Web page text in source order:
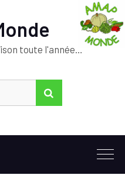
toute l'année…